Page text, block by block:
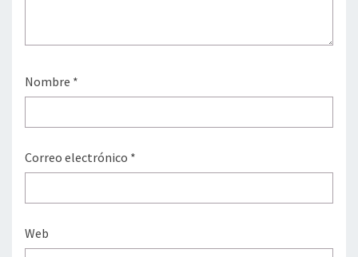
Nombre *
Correo electrónico *
Web